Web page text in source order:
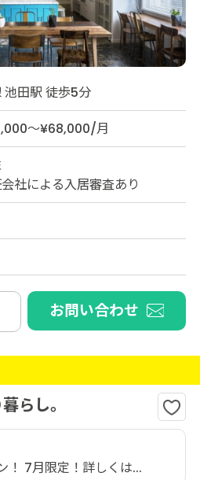
池田駅 徒歩5分
～¥68,000/月
社による入居審査あり
お問い合わせ
らし。
！ 7月限定！詳しくは...